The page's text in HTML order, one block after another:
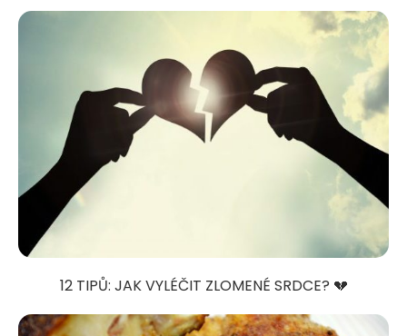
12 TIPŮ: JAK VYLÉČIT ZLOMENÉ SRDCE? 💔